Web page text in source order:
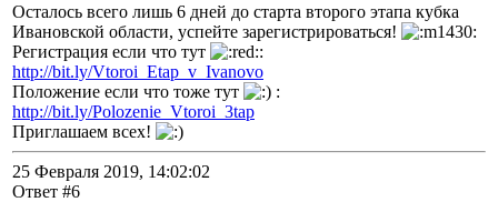
Осталось всего лишь 6 дней до старта второго этапа кубка
Ивановской области, успейте зарегистрироваться!
Регистрация если что тут
:
http://bit.ly/Vtoroi_Etap_v_Ivanovo
Положение если что тоже тут
:
http://bit.ly/Polozenie_Vtoroi_3tap
Приглашаем всех!
25 Февраля 2019, 14:02:02
Ответ #6